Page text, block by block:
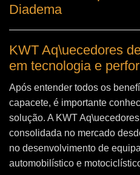
Diadema
KWT Aq\uecedores
em tecnologia e
Após entender todos os
capacete, é importante
solução. A KWT
consolidada no mercado
no desenvolvimento de
automobilístico e